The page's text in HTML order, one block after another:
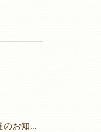
夏酒ナイト開催のお知らせ